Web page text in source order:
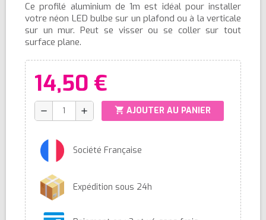
(1 avis)
Ce profilé aluminium de 1m est idéal pour installer
votre néon LED bulbe sur un plafond ou à la verticale
sur un mur. Peut se visser ou se coller sur tout
surface plane.
14,50 €
remove add shopping_cart AJOUTER AU PANIER
Société Française
Expédition sous 24h